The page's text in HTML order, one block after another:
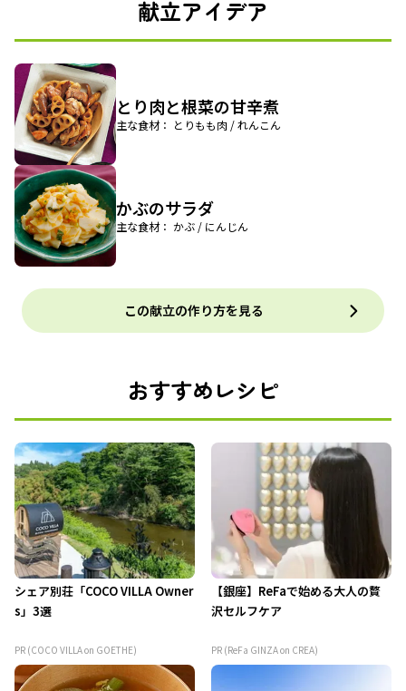
献立アイデア
とり肉と根菜の甘辛煮
主な食材： とりもも肉 / れんこん
かぶのサラダ
主な食材： かぶ / にんじん
この献立の作り方を見る
おすすめレシピ
シェア別荘「COCO VILLA Owner
s」3選
PR (COCO VILLA on GOETHE)
【銀座】ReFaで始める大人の贅
沢セルフケア
PR (ReFa GINZA on CREA)